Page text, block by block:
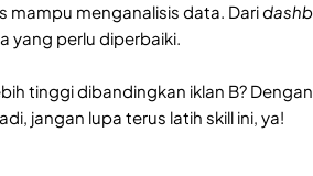
mampu menganalisis data. Dari
yang perlu diperbaiki.
tinggi dibandingkan iklan B?
jangan lupa terus latih skill ini, ya!